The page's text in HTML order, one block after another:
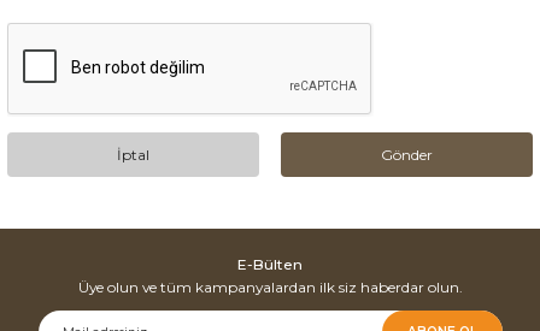
İptal Gönder
E-Bülten
Üye olun ve tüm kampanyalardan ilk siz haberdar olun.